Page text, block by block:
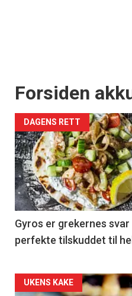
Forsiden
DAGENS RETT
Gyros er grekernes
perfekte tilskuddet til
Forsiden
UKENS KAKE